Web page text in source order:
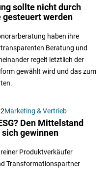
sollte nicht durch
gesteuert werden
haben ihre
Beratung und
regelt letztlich der
gewählt wird und das zum
Marketing & Vertrieb
Den Mittelstand
gewinnen
Produktverkäufer
Transformationspartner